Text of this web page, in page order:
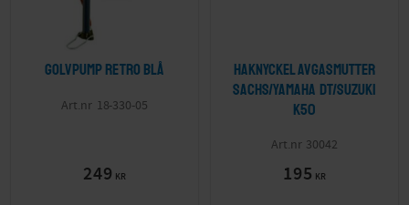
Golvpump retro blå
18-330-05
249 KR
Haknyckel avgasmutter
Sachs/Yamaha DT/Suzuki
K50
30042
195 KR